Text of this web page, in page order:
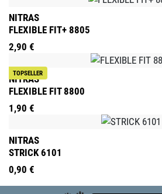
NITRAS
FLEXIBLE FIT+ 8805
2,90 €
TOPSELLER
NITRAS
FLEXIBLE FIT 8800
1,90 €
NITRAS
STRICK 6101
0,90 €